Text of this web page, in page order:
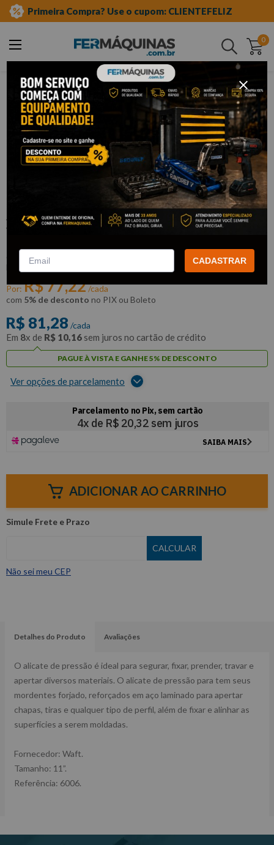
Primeira Compra? Use o cupom: CLIENTEFELIZ
0
Buscar
ferramentas automotivas especiais
carroceria e funilaria
alicate para solda
Alicate de Pressão para Solda 11" -
WAFT
F6006
WAFT
Por: R$77,22/cada
com 5% de desconto no PIX ou Boleto
R$ 81,28 /cada
Em 8x de R$ 10,16 sem juros no cartão de crédito
PAGUE À VISTA E GANHE 5% DE DESCONTO
Ver opções de parcelamento
ADICIONAR AO CARRINHO
Não sei meu CEP
Detalhes do Produto Avaliações
O alicate de pressão é ideal para segurar, fixar, prender, travar e
apertar diversos materiais. O alicate de pressão para tem seus
mordentes forjado, reforçados em aço laminado para apertar
chapas, tiras e qualquer tipo de perfil, além de fixar e alinhar as
superfícies a serem moldadas.
Fornecedor: Waft.
Tamanho: 11”.
Referência: 6006.
CADASTRAR